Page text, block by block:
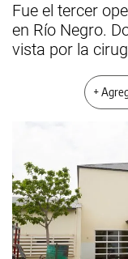
Fue el tercer
en Río Negro.
vista por la
+